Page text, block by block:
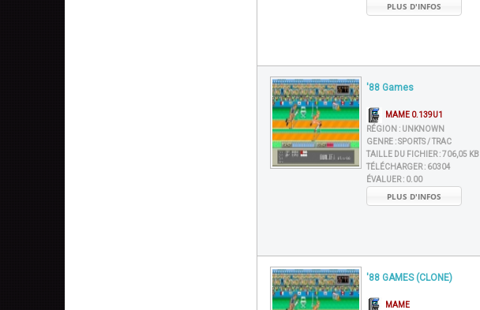
PLUS D'INFOS
'88 Games
MAME 0.139U1
RÉGION : UNKNOWN
GENRE :SPORTS / TRAC
TAILLE DU FICHIER :706,05 KB
TÉLÉCHARGER : 60304
ÉVALUER : 0.00
PLUS D'INFOS
'88 GAMES (CLONE)
MAME